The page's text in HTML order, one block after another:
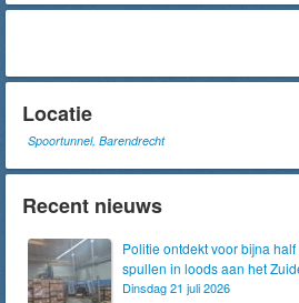
Locatie
Spoortunnel, Barendrecht
Recent nieuws
Politie ontdekt voor bijna
spullen in loods aan het
Dinsdag 21 juli 2026